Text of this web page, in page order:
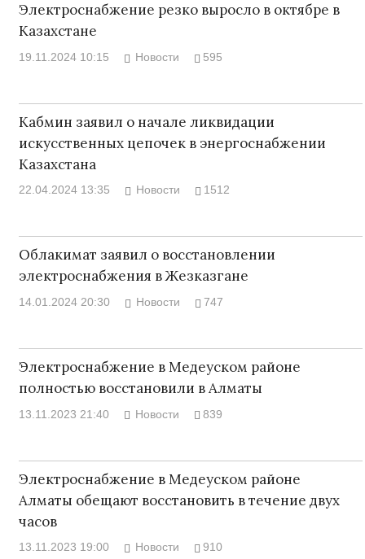
Электроснабжение резко выросло в октябре в
Казахстане
19.11.2024 10:15 Новости 595
Кабмин заявил о начале ликвидации
искусственных цепочек в энергоснабжении
Казахстана
22.04.2024 13:35 Новости 1512
Облакимат заявил о восстановлении
электроснабжения в Жезказгане
14.01.2024 20:30 Новости 747
Электроснабжение в Медеуском районе
полностью восстановили в Алматы
13.11.2023 21:40 Новости 839
Электроснабжение в Медеуском районе
Алматы обещают восстановить в течение двух
часов
13.11.2023 19:00 Новости 910